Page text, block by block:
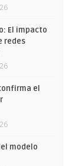
El impacto
redes
el
modelo